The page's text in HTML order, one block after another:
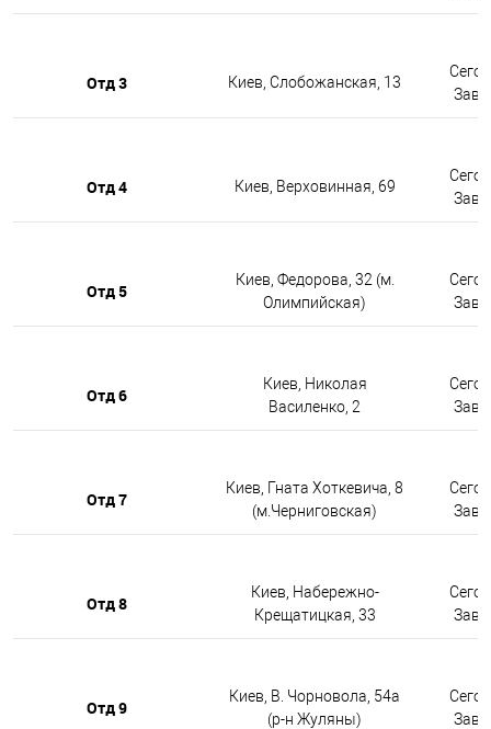
Отд 3 Киев, Слобожанская, 13
Отд 4 Киев, Верховинная, 69
Отд 5
Киев, Федорова, 32 (м.
Олимпийская)
Отд 6
Киев, Николая
Василенко, 2
Отд 7
Киев, Гната Хоткевича, 8
(м.Черниговская)
Отд 8
Киев, Набережно-
Крещатицкая, 33
Отд 9
Киев, В. Чорновола, 54а
(р-н Жуляны)